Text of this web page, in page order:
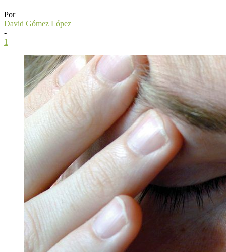
Por
David Gómez López
-
1